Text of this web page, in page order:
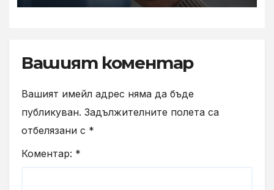
Вашият коментар
Вашият имейл адрес няма да бъде
публикуван. Задължителните полета са
отбелязани с *
Коментар: *